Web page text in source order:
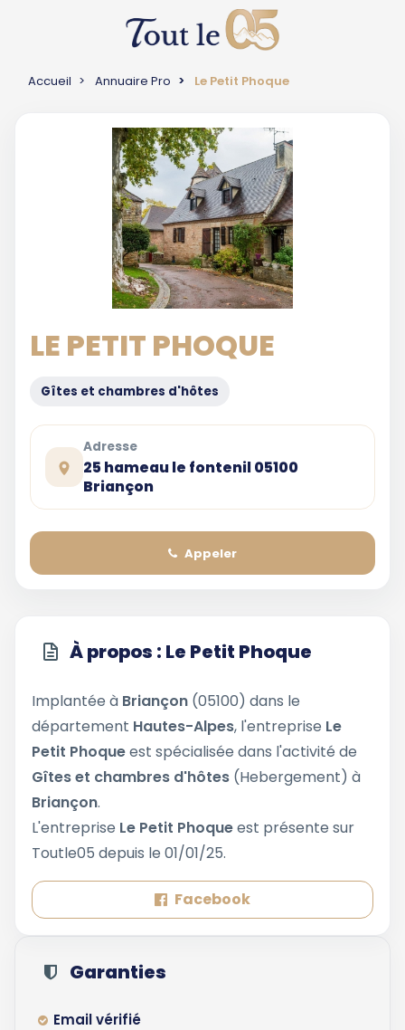
Accueil Annuaire Pro Le Petit Phoque
LE PETIT PHOQUE
Gîtes et chambres d'hôtes
Adresse
25 hameau le fontenil 05100
Briançon
Appeler
À propos : Le Petit Phoque
Implantée à Briançon (05100) dans le
département Hautes-Alpes, l'entreprise Le
Petit Phoqueest spécialisée dans l'activité de
Gîtes et chambres d'hôtes (Hebergement) à
Briançon.
L'entreprise Le Petit Phoqueest présente sur
Toutle05 depuis le 01/01/25.
Facebook
Garanties
Email vérifié